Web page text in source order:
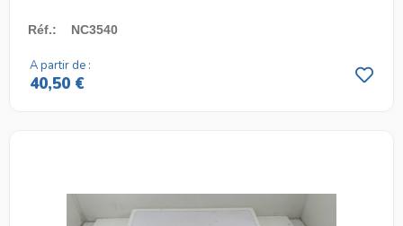
Réf.: NC3540
A partir de :
40,50 €